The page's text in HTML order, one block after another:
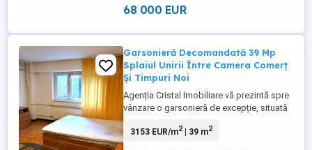
68 000 EUR
Garsonieră Decomandată 39 Mp
Splaiul Unirii Între Camera Comerț
Și Timpuri Noi
Agenția Cristal Imobiliare vă prezintă spre
vânzare o garsonieră de excepție, situată
cuprins între Camera de Comerț și stația
3153 EUR/m2| 39 m2